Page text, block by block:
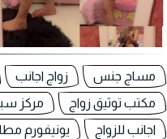
مساج جنس زواج اجانب
مكتب توثيق زواج
مركز
اجانب للزواج
يونيفورم